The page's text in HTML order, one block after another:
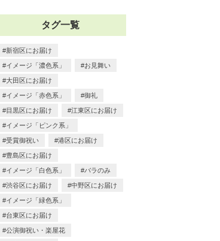
タグ一覧
新宿区にお届け
イメージ「濃色系」 お見舞い
大田区にお届け
イメージ「赤色系」 御礼
目黒区にお届け 江東区にお届け
イメージ「ピンク系」
受賞御祝い 港区にお届け
豊島区にお届け
イメージ「白色系」 バラのみ
渋谷区にお届け 中野区にお届け
イメージ「緑色系」
台東区にお届け
公演御祝い・楽屋花